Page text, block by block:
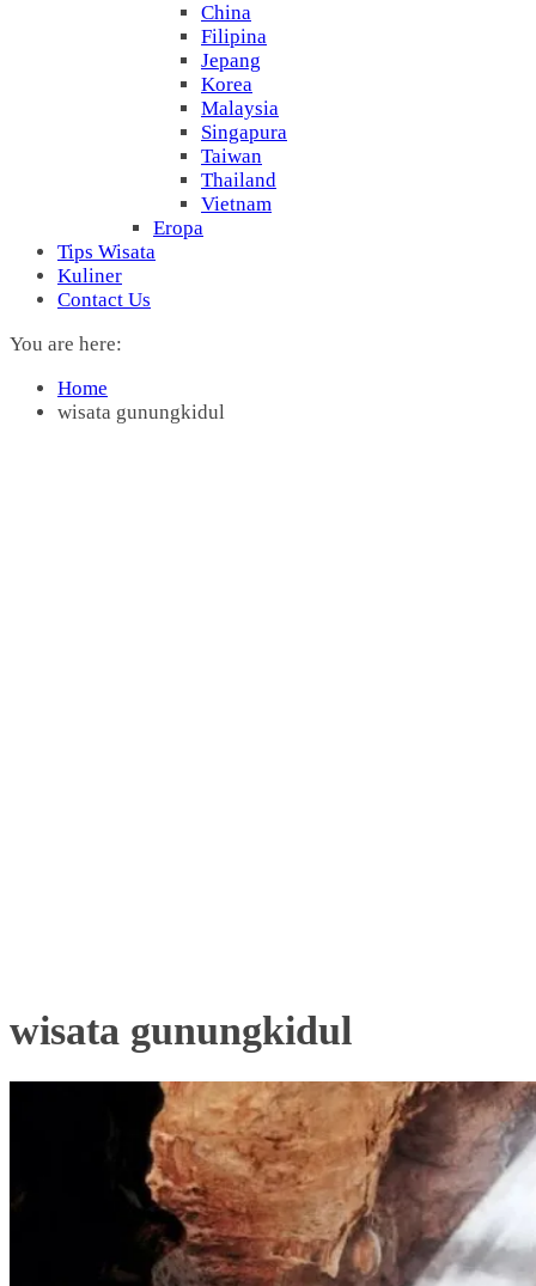
China
Filipina
Jepang
Korea
Malaysia
Singapura
Taiwan
Thailand
Vietnam
Eropa
Tips Wisata
Kuliner
Contact Us
You are here:
Home
wisata gunungkidul
wisata gunungkidul